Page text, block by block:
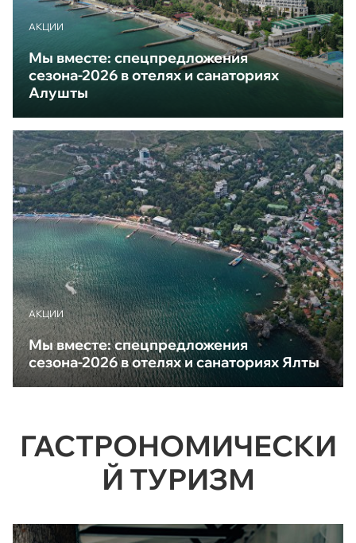
АКЦИИ
Мы вместе: спецпредложения
сезона-2026 в отелях и санаториях
Алушты
АКЦИИ
Мы вместе: спецпредложения
сезона-2026 в отелях и санаториях Ялты
ГАСТРОНОМИЧЕСКИ
Й ТУРИЗМ